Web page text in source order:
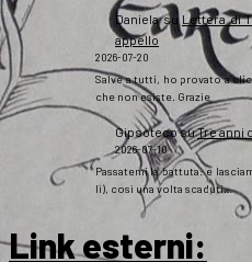
Danielasu Lettera di
appello
2026-07-20
Salve a tutti, ho provato a
che non esiste. Grazie
GipsotecosuTre anni
2026-07-10
Passatemi la battuta: e
lì), così una volta scaduti…
Link esterni: